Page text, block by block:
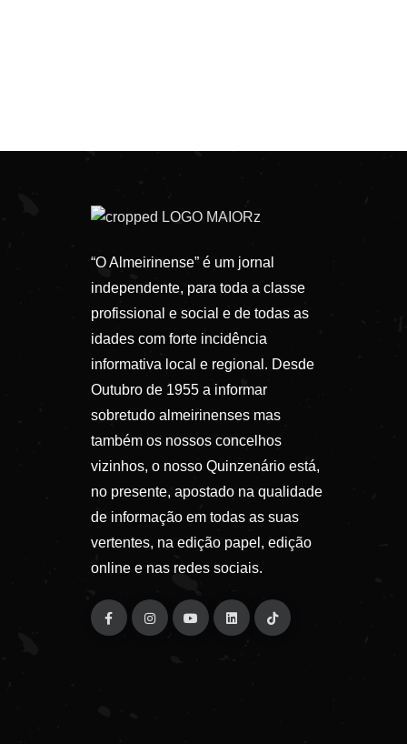
“O Almeirinense” é um jornal
independente, para toda a classe
profissional e social e de todas as
idades com forte incidência
informativa local e regional. Desde
Outubro de 1955 a informar
sobretudo almeirinenses mas
também os nossos concelhos
vizinhos, o nosso Quinzenário está,
no presente, apostado na qualidade
de informação em todas as suas
vertentes, na edição papel, edição
online e nas redes sociais.